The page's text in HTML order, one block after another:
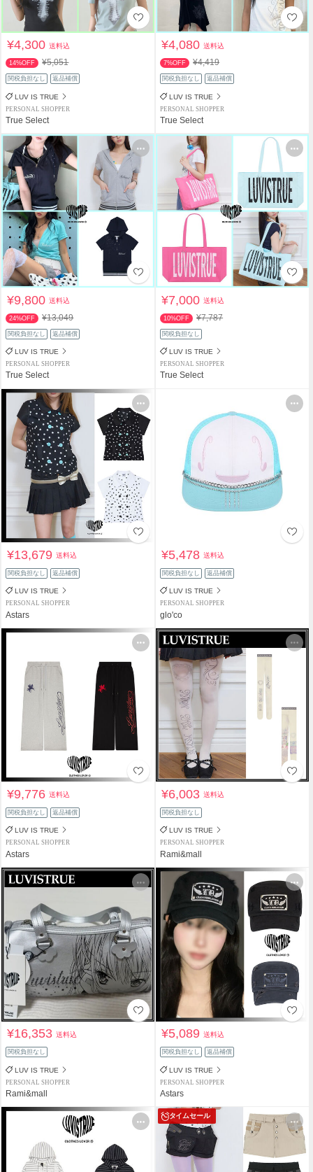
¥4,300送料込
14%OFF ¥5,051
関税負担なし 返品補償
LUV IS TRUE
PERSONAL SHOPPER
True Select
¥4,080送料込
7%OFF ¥4,419
関税負担なし 返品補償
LUV IS TRUE
PERSONAL SHOPPER
True Select
¥9,800送料込
24%OFF ¥13,049
関税負担なし 返品補償
LUV IS TRUE
PERSONAL SHOPPER
True Select
¥7,000送料込
10%OFF ¥7,787
関税負担なし
LUV IS TRUE
PERSONAL SHOPPER
True Select
¥13,679送料込
関税負担なし 返品補償
LUV IS TRUE
PERSONAL SHOPPER
Astars
¥5,478送料込
関税負担なし 返品補償
LUV IS TRUE
PERSONAL SHOPPER
glo'co
¥9,776送料込
関税負担なし 返品補償
LUV IS TRUE
PERSONAL SHOPPER
Astars
¥6,003送料込
関税負担なし
LUV IS TRUE
PERSONAL SHOPPER
Rami&mall
¥16,353送料込
関税負担なし
LUV IS TRUE
PERSONAL SHOPPER
Rami&mall
¥5,089送料込
関税負担なし 返品補償
LUV IS TRUE
PERSONAL SHOPPER
Astars
タイムセール